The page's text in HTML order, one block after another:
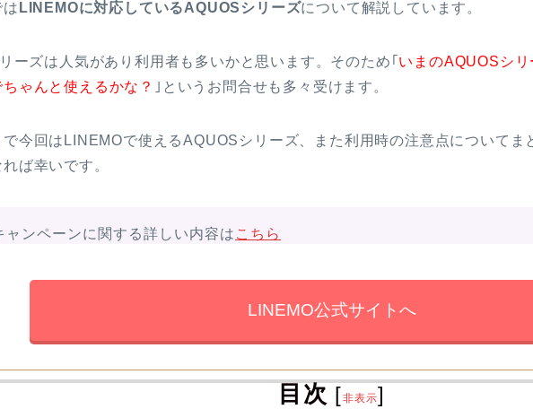
は LINEMOに対応しているAQUOSシリーズについて解説しています。
ーズは人気があり利用者も多いかと思います。そのため｢ いまのAQUOSシ
ゃんと使えるかな？ ｣というお問合せも多々受けます。
で今回はLINEMOで使えるAQUOSシリーズ、また利用時の注意点についてま
ば幸いです。
ャンペーンに関する詳しい内容は こちら
LINEMO公式サイトへ
目次 [非表示]